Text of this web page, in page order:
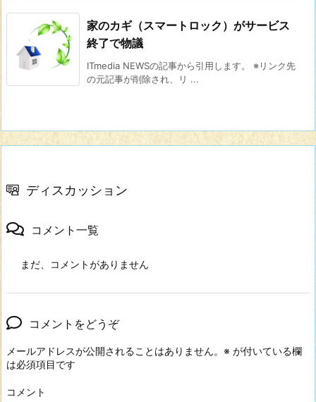
家のカギ（スマートロック）がサービス
終了で物議
ITmedia NEWSの記事から引用します。 ※リンク先
の元記事が削除され、リ ...
ディスカッション
コメント一覧
まだ、コメントがありません
コメントをどうぞ
メールアドレスが公開されることはありません。 ※ が付いている欄
は必須項目です
コメント